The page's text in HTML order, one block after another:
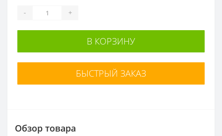
- +
В КОРЗИНУ
БЫСТРЫЙ ЗАКАЗ
Обзор товара